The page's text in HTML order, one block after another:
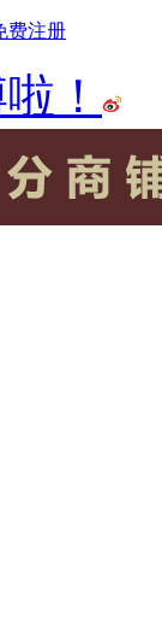
费注册
！